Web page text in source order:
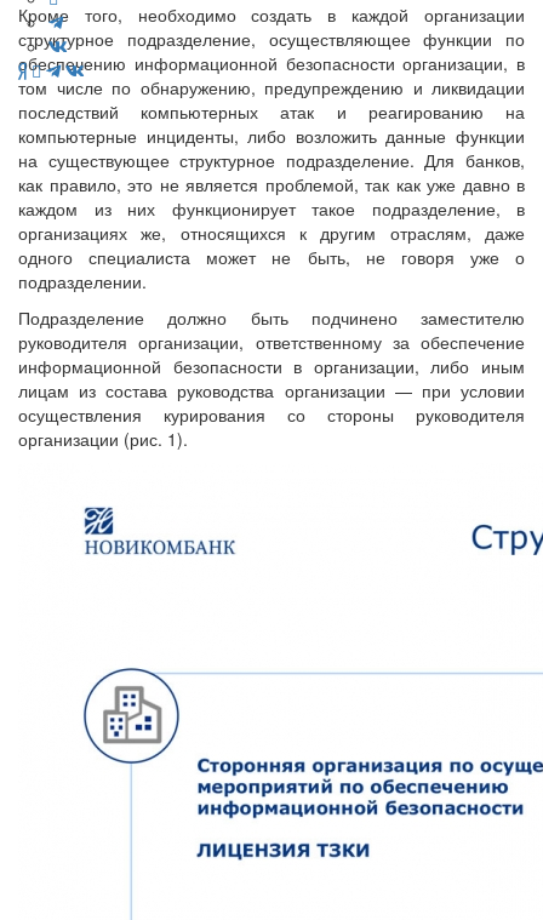
Кроме того, необходимо создать в каждой организации
структурное подразделение, осуществляющее функции по
обеспечению информационной безопасности организации, в
том числе по обнаружению, предупреждению и ликвидации
последствий компьютерных атак и реагированию на
компьютерные инциденты, либо возложить данные функции
на существующее структурное подразделение. Для банков,
как правило, это не является проблемой, так как уже давно в
каждом из них функционирует такое подразделение, в
организациях же, относящихся к другим отраслям, даже
одного специалиста может не быть, не говоря уже о
подразделении.
Подразделение должно быть подчинено заместителю
руководителя организации, ответственному за обеспечение
информационной безопасности в организации, либо иным
лицам из состава руководства организации — при условии
осуществления курирования со стороны руководителя
организации (рис. 1).